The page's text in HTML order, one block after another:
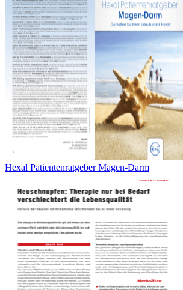
Hexal Patientenratgeber Magen-Darm